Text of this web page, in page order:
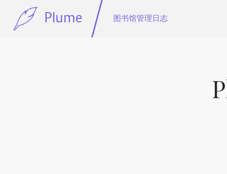
Plume 图书馆管理日志